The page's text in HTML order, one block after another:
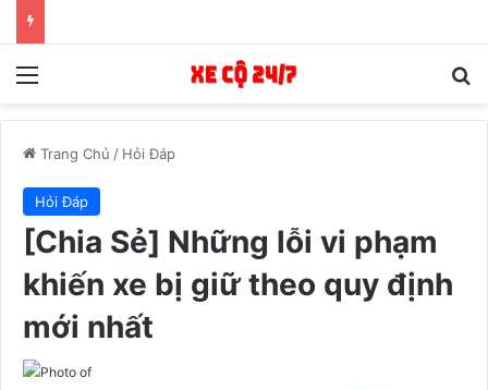
Menu
Trang Chủ / Hỏi Đáp
Hỏi Đáp
[Chia Sẻ] Những lỗi vi phạm
khiến xe bị giữ theo quy định
mới nhất